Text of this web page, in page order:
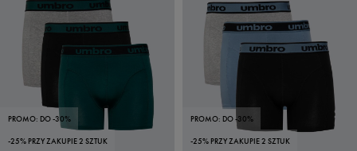
PROMO: DO -30%
-25% PRZY ZAKUPIE 2 SZTUK
PROMO: DO -30%
-25% PRZY ZAKUPIE 2 SZTUK